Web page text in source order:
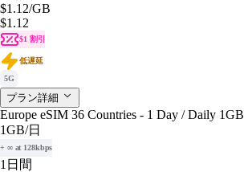
$1.12/GB
$1.12
$1 割引
低遅延
5G
プラン詳細
Europe eSIM 36 Countries - 1 Day / Daily 1GB
1GB/日
+ ∞ at 128kbps
1日間